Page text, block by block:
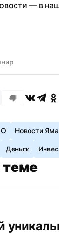
Новости
Деньги